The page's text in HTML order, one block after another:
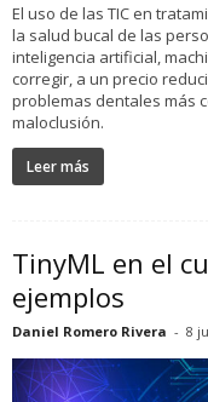
El uso de las TIC en
la salud bucal de las
inteligencia artificial,
corregir, a un precio
problemas dentales más
maloclusión.
Leer más
TinyML en el
ejemplos
Daniel Romero Rivera - 8